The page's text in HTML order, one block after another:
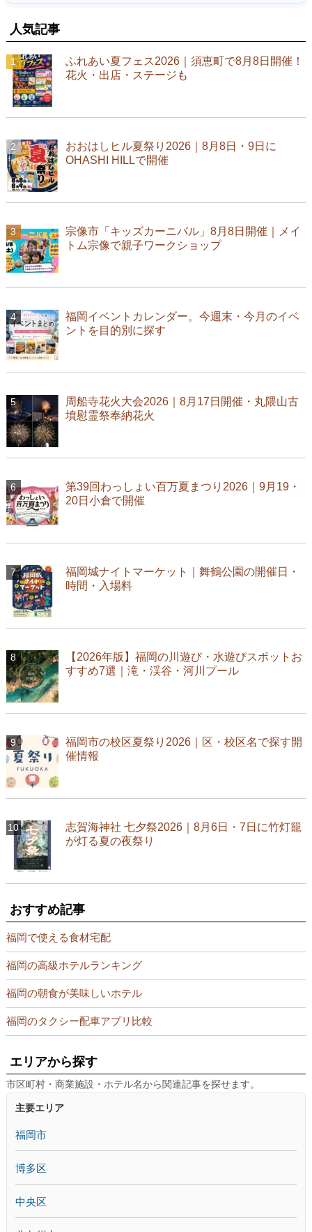
人気記事
ふれあい夏フェス2026｜須恵町で8月8日開催！
花火・出店・ステージも
おおはしヒル夏祭り2026｜8月8日・9日に
OHASHI HILLで開催
宗像市「キッズカーニバル」8月8日開催｜メイ
トム宗像で親子ワークショップ
福岡イベントカレンダー。今週末・今月のイベ
ントを目的別に探す
周船寺花火大会2026｜8月17日開催・丸隈山古
墳慰霊祭奉納花火
第39回わっしょい百万夏まつり2026｜9月19・
20日小倉で開催
福岡城ナイトマーケット｜舞鶴公園の開催日・
時間・入場料
【2026年版】福岡の川遊び・水遊びスポットお
すすめ7選｜滝・渓谷・河川プール
福岡市の校区夏祭り2026｜区・校区名で探す開
催情報
志賀海神社 七夕祭2026｜8月6日・7日に竹灯籠
が灯る夏の夜祭り
おすすめ記事
福岡で使える食材宅配
福岡の高級ホテルランキング
福岡の朝食が美味しいホテル
福岡のタクシー配車アプリ比較
エリアから探す
市区町村・商業施設・ホテル名から関連記事を探せます。
主要エリア
福岡市
博多区
中央区